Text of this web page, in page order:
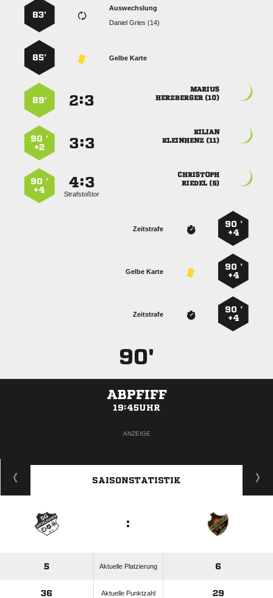
Auswechslung
  
83’
Gelbe Karte
85’

 
:
89’

 
:
90 ’
+2

 
:
Strafstoßtor
90 ’
+4
90 ’
+4
Zeitstrafe
90 ’
+4
Gelbe Karte
90 ’
+4
Zeitstrafe
90'
ABPFIFF
19:45UHR
ANZEIGE
SAISONSTATISTIK
:
5 Aktuelle Platzierung 6
36 Aktuelle Punktzahl 29